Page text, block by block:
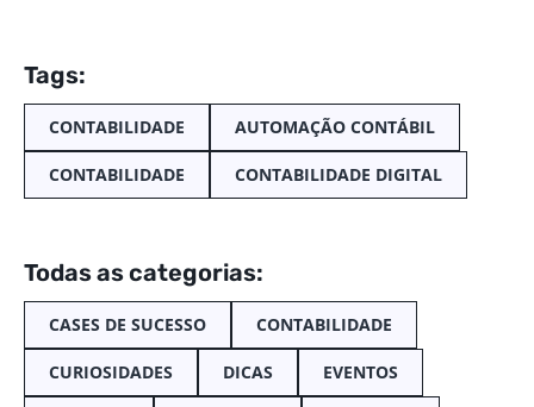
Tags:
CONTABILIDADE AUTOMAÇÃO CONTÁBIL
CONTABILIDADE CONTABILIDADE DIGITAL
Todas as categorias:
CASES DE SUCESSO CONTABILIDADE
CURIOSIDADES DICAS EVENTOS